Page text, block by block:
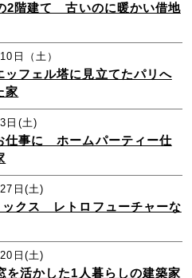
2階建て 古いのに暖かい借地
日（土）
ッフェル塔に見立てたパリへ
家
日(土)
仕事に ホームパーティー仕
日(土)
ックス レトロフューチャーな
日(土)
を活かした1人暮らしの建築家